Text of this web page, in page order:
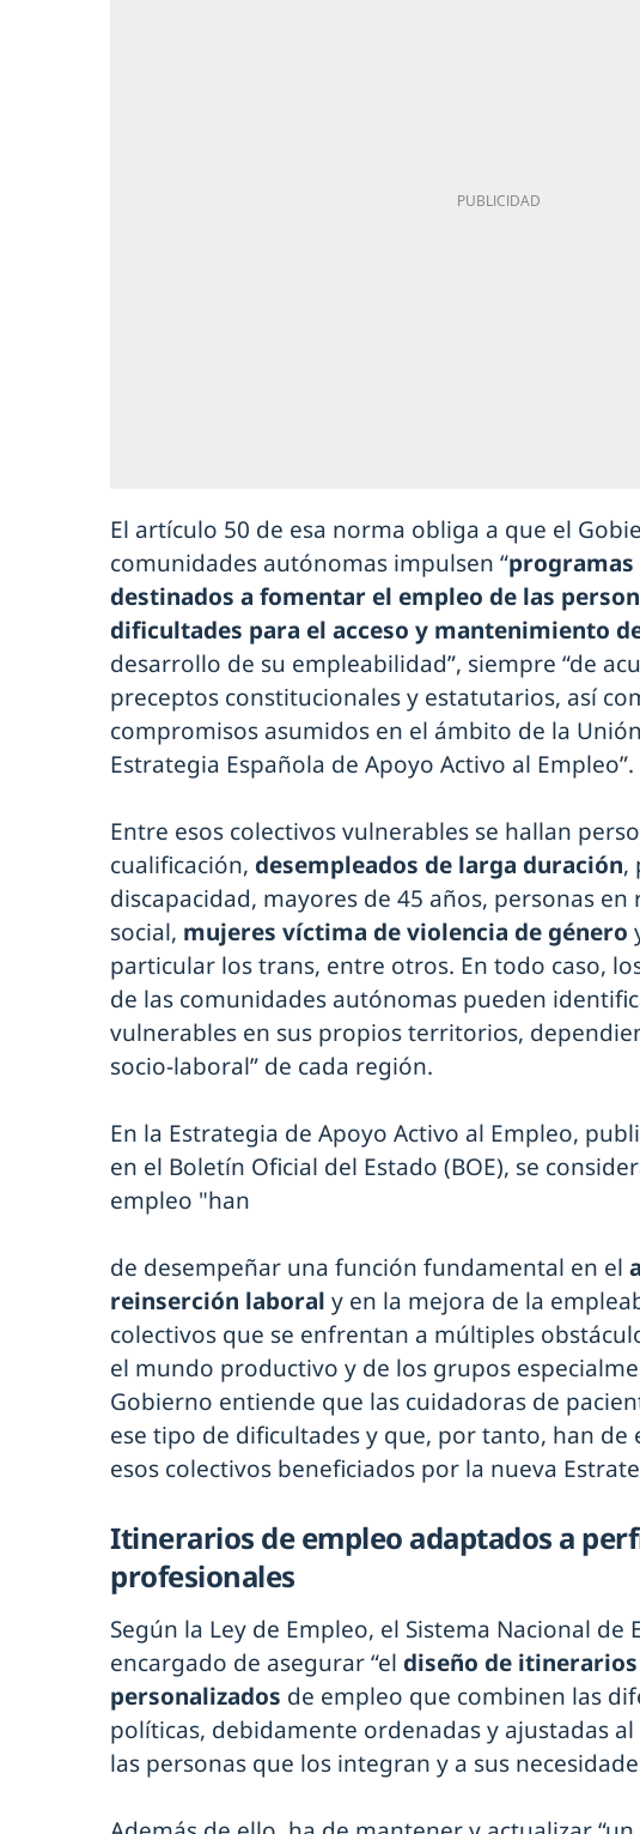
El artículo 50 de esa norma obliga a que el
comunidades autónomas impulsen “programas
destinados a fomentar el empleo de las
dificultades para el acceso y mantenimiento
desarrollo de su empleabilidad”, siempre “de
preceptos constitucionales y estatutarios, así
compromisos asumidos en el ámbito de la
Estrategia Española de Apoyo Activo al Empleo”.
Entre esos colectivos vulnerables se hallan
cualificación, desempleados de larga duración,
discapacidad, mayores de 45 años, personas en
social, mujeres víctima de violencia de género
particular los trans, entre otros. En todo caso,
de las comunidades autónomas pueden
vulnerables en sus propios territorios,
socio-laboral” de cada región.
En la Estrategia de Apoyo Activo al Empleo,
en el Boletín Oficial del Estado (BOE), se
empleo "han
de desempeñar una función fundamental en el
reinserción laboral y en la mejora de la
colectivos que se enfrentan a múltiples
el mundo productivo y de los grupos
Gobierno entiende que las cuidadoras de
ese tipo de dificultades y que, por tanto, han de
esos colectivos beneficiados por la nueva
Itinerarios de empleo adaptados a
profesionales
Según la Ley de Empleo, el Sistema Nacional de
encargado de asegurar “el diseño de
personalizados de empleo que combinen las
políticas, debidamente ordenadas y ajustadas
las personas que los integran y a sus